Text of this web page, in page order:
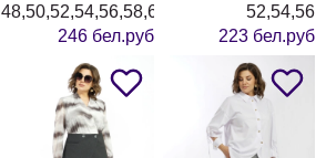
48,50,52,54,56,58,60
246 бел.руб
52,54,56
223 бел.руб